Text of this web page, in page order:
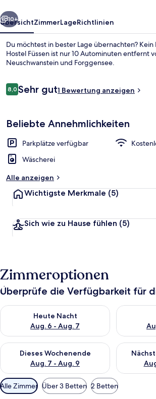
Gemeinsamer
Weiter
10+
ÜbersichtZimmerLageRichtlinien
Du möchtest in bester Lage übernachten?
Hostel Füssen ist nur 10 Autominuten entfernt
Neuschwanstein und Forggensee.
Bewertungen
8,08,0 von 10.
Sehr gut1 Bewertung anzeigen
Beliebte Annehmlichkeiten
Parkplätze verfügbar
Wäscherei
Alle anzeigen
Wichtigste Merkmale (5)
Sich wie zu Hause fühlen (5)
Zimmeroptionen
Überprüfe die Verfügbarkeit für
Heute Nacht
Aug. 6 - Aug. 7
Überprüfe die Verfügbarkeit für heute
Dieses Wochenende
Aug. 7 - Aug. 9
Überprüfe die Verfügbarkeit für dieses
Überprüfe
Verfügbare
Filter
Alle Zimmer Über 3 Betten 2 Betten